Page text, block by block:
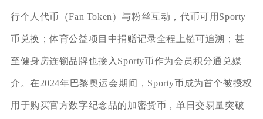
行个人代币（Fan Token）与粉丝互动，代币可用Sporty
币兑换；体育公益项目中捐赠记录全程上链可追溯；甚
至健身房连锁品牌也接入Sporty币作为会员积分通兑媒
介。在2024年巴黎奥运会期间，Sporty币成为首个被授权
用于购买官方数字纪念品的加密货币，单日交易量突破